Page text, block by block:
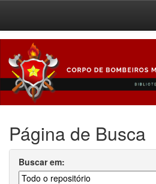
navigation
Página de Busca
Buscar em: